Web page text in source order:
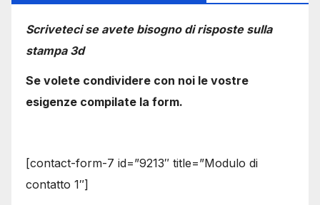
Scriveteci se avete bisogno di risposte sulla
stampa 3d
Se volete condividere con noi le vostre
esigenze compilate la form.
[contact-form-7 id=”9213″ title=”Modulo di
contatto 1″]